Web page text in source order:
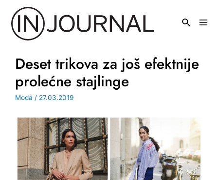
sadržaj
Deset trikova za još efektnije
prolećne stajlinge
Moda / 27.03.2019